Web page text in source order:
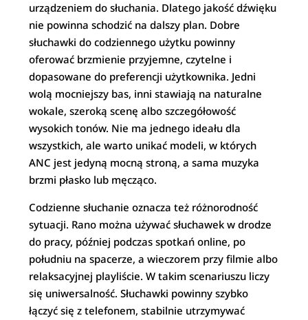
urządzeniem do słuchania. Dlatego jakość dźwięku
nie powinna schodzić na dalszy plan. Dobre
słuchawki do codziennego użytku powinny
oferować brzmienie przyjemne, czytelne i
dopasowane do preferencji użytkownika. Jedni
wolą mocniejszy bas, inni stawiają na naturalne
wokale, szeroką scenę albo szczegółowość
wysokich tonów. Nie ma jednego ideału dla
wszystkich, ale warto unikać modeli, w których
ANC jest jedyną mocną stroną, a sama muzyka
brzmi płasko lub męcząco.
Codzienne słuchanie oznacza też różnorodność
sytuacji. Rano można używać słuchawek w drodze
do pracy, później podczas spotkań online, po
południu na spacerze, a wieczorem przy filmie albo
relaksacyjnej playliście. W takim scenariuszu liczy
się uniwersalność. Słuchawki powinny szybko
łączyć się z telefonem, stabilnie utrzymywać